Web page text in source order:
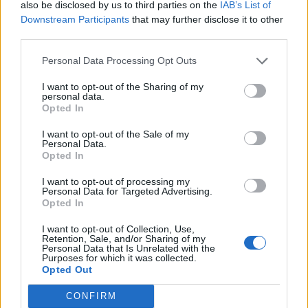
also be disclosed by us to third parties on the IAB’s List of
Downstream Participants that may further disclose it to other
Personal Data Processing Opt Outs
I want to opt-out of the Sharing of my
personal data.
Opted In
I want to opt-out of the Sale of my
Personal Data.
Opted In
I want to opt-out of processing my
Personal Data for Targeted Advertising.
Opted In
I want to opt-out of Collection, Use,
Retention, Sale, and/or Sharing of my
Personal Data that Is Unrelated with the
Purposes for which it was collected.
Opted Out
CONFIRM